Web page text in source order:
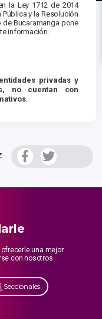
la Ley 1712 de 2014
y la Resolución
de Bucaramanga pone
información.
privadas y
no cuentan con
una mejor
con nosotros.
Seccionales